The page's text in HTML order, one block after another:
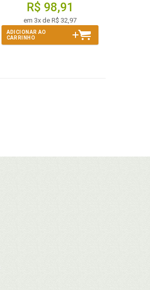
R$ 98,91
em 3x de R$ 32,97
ADICIONAR AO
CARRINHO